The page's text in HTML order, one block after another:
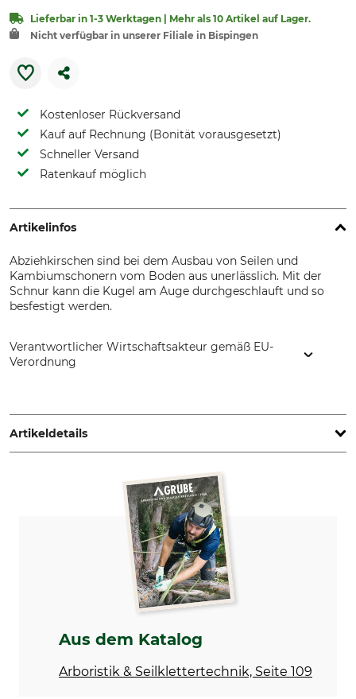
Lieferbar in 1-3 Werktagen | Mehr als 10 Artikel auf Lager.
Nicht verfügbar in unserer Filiale in Bispingen
Kostenloser Rückversand
Kauf auf Rechnung (Bonität vorausgesetzt)
Schneller Versand
Ratenkauf möglich
Artikelinfos
Abziehkirschen sind bei dem Ausbau von Seilen und
Kambiumschonern vom Boden aus unerlässlich. Mit der
Schnur kann die Kugel am Auge durchgeschlauft und so
besfestigt werden.
Verantwortlicher Wirtschaftsakteur gemäß EU-
Verordnung
www.climb-art.de
Artikeldetails
Produkttyp
Abziehkirsche
Aus dem Katalog
Arboristik & Seilklettertechnik, Seite 109